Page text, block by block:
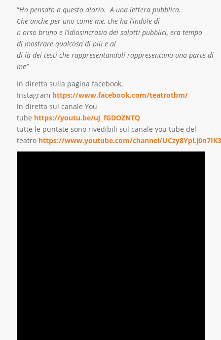
“Ho pensato a questo diario. A una lettera pubblica.
Che anche per uno come me, che ha l’indole di
n orso bruno e l’idiosincrasia dei salotti pubblici, era tempo
di mostrare qualcosa di più e al
di là dei testi che rappresentandoli rappresentano una parte di
me”
In diretta sulla pagina facebook,
Instagram https://www.facebook.com/teatrotbm/
In diretta sul canale You
tube https://youtu.be/uJ_fGDOZNTQ
tutte le puntate sono rivedibili sul canale you tube del
teatro https://www.youtube.com/channel/